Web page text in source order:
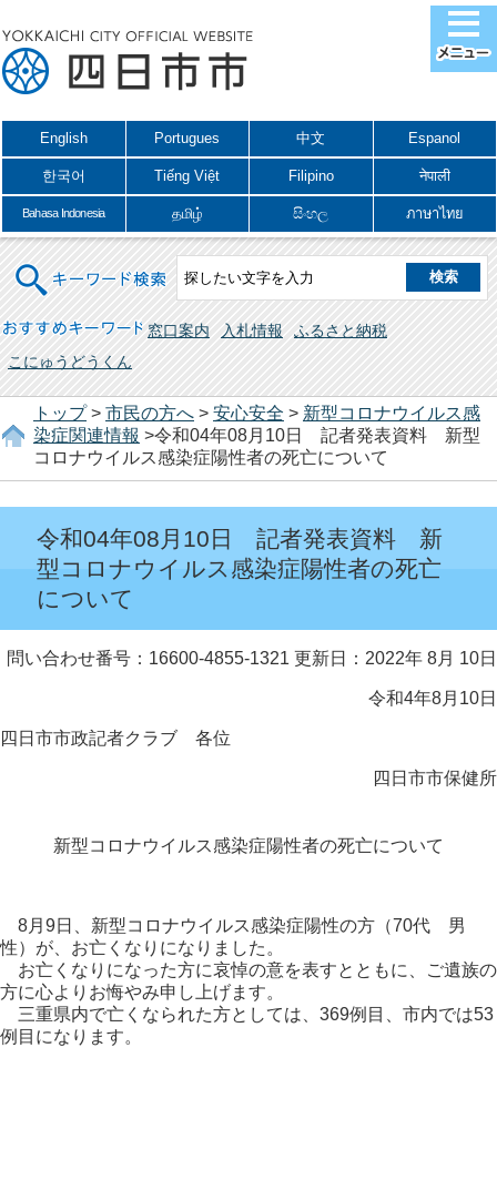
English Portugues 中文 Espanol
한국어 Tiếng Việt Filipino नेपाली
Bahasa Indonesia தமிழ் සිංහල ภาษาไทย
キーワード検索
おすすめキーワード 窓口案内 入札情報
ふるさと納税
こにゅうどうくん
トップ> 市民の方へ > 安心安全 > 新型コロナウイルス感
染症関連情報 >令和04年08月10日 記者発表資料 新型
コロナウイルス感染症陽性者の死亡について
令和04年08月10日 記者発表資料 新
型コロナウイルス感染症陽性者の死亡
について
問い合わせ番号：16600-4855-1321 更新日：2022年 8月 10日
令和4年8月10日
四日市市政記者クラブ 各位
四日市市保健所
新型コロナウイルス感染症陽性者の死亡について
8月9日、新型コロナウイルス感染症陽性の方（70代 男
性）が、お亡くなりになりました。
お亡くなりになった方に哀悼の意を表すとともに、ご遺族の
方に心よりお悔やみ申し上げます。
三重県内で亡くなられた方としては、369例目、市内では53
例目になります。